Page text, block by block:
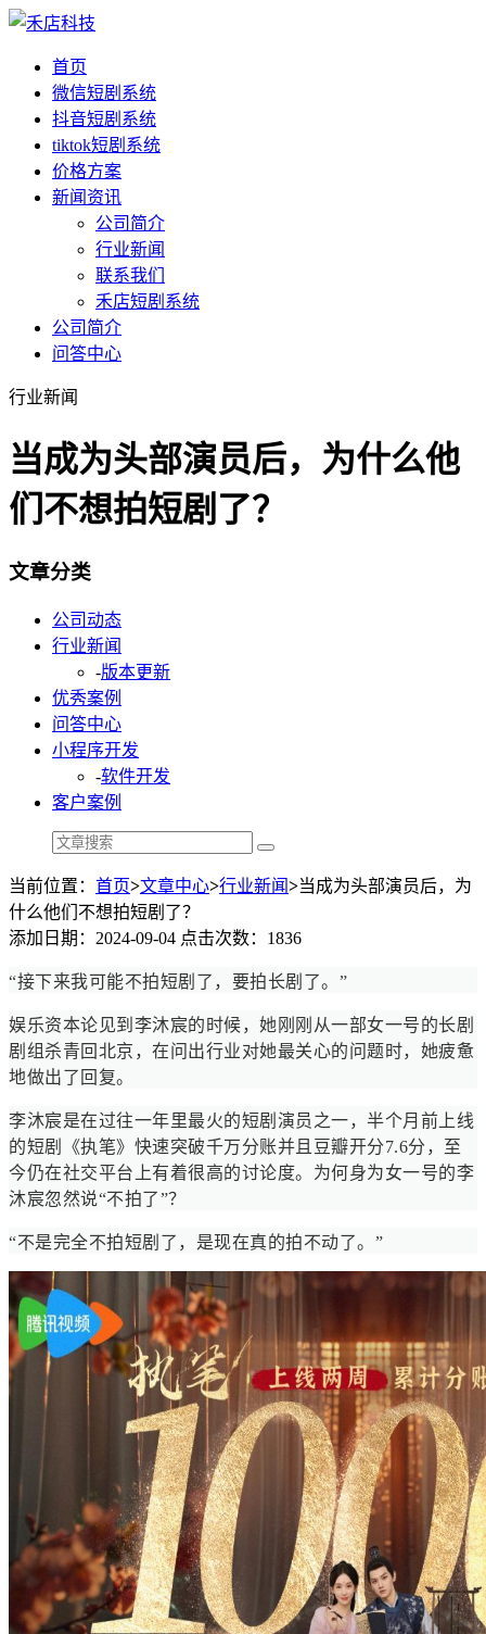
首页
微信短剧系统
抖音短剧系统
tiktok短剧系统
价格方案
新闻资讯
公司简介
行业新闻
联系我们
禾店短剧系统
公司简介
问答中心
行业新闻
当成为头部演员后，为什么他
们不想拍短剧了？
文章分类
公司动态
行业新闻
-版本更新
优秀案例
问答中心
小程序开发
-软件开发
客户案例
当前位置： 首页>文章中心>行业新闻>当成为头部演员后，为
什么他们不想拍短剧了？
添加日期：2024-09-04 点击次数：1836
“接下来我可能不拍短剧了，要拍长剧了。”
娱乐资本论见到李沐宸的时候，她刚刚从一部女一号的长剧
剧组杀青回北京，在问出行业对她最关心的问题时，她疲惫
地做出了回复。
李沐宸是在过往一年里最火的短剧演员之一，半个月前上线
的短剧《执笔》快速突破千万分账并且豆瓣开分7.6分，至
今仍在社交平台上有着很高的讨论度。为何身为女一号的李
沐宸忽然说“不拍了”？
“不是完全不拍短剧了，是现在真的拍不动了。”